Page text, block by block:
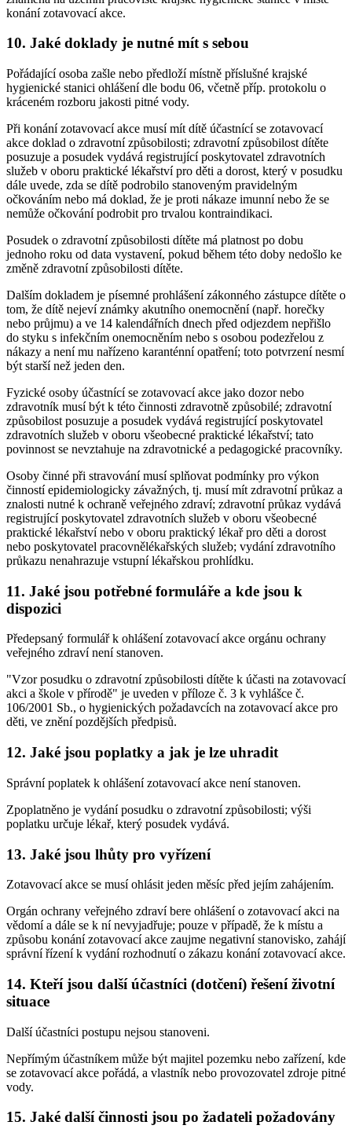
konání zotavovací akce.
10. Jaké doklady je nutné mít s sebou
Pořádající osoba zašle nebo předloží místně příslušné krajské
hygienické stanici ohlášení dle bodu 06, včetně příp. protokolu o
kráceném rozboru jakosti pitné vody.
Při konání zotavovací akce musí mít dítě účastnící se zotavovací
akce doklad o zdravotní způsobilosti; zdravotní způsobilost dítěte
posuzuje a posudek vydává registrující poskytovatel zdravotních
služeb v oboru praktické lékařství pro děti a dorost, který v posudku
dále uvede, zda se dítě podrobilo stanoveným pravidelným
očkováním nebo má doklad, že je proti nákaze imunní nebo že se
nemůže očkování podrobit pro trvalou kontraindikaci.
Posudek o zdravotní způsobilosti dítěte má platnost po dobu
jednoho roku od data vystavení, pokud během této doby nedošlo ke
změně zdravotní způsobilosti dítěte.
Dalším dokladem je písemné prohlášení zákonného zástupce dítěte o
tom, že dítě nejeví známky akutního onemocnění (např. horečky
nebo průjmu) a ve 14 kalendářních dnech před odjezdem nepřišlo
do styku s infekčním onemocněním nebo s osobou podezřelou z
nákazy a není mu nařízeno karanténní opatření; toto potvrzení nesmí
být starší než jeden den.
Fyzické osoby účastnící se zotavovací akce jako dozor nebo
zdravotník musí být k této činnosti zdravotně způsobilé; zdravotní
způsobilost posuzuje a posudek vydává registrující poskytovatel
zdravotních služeb v oboru všeobecné praktické lékařství; tato
povinnost se nevztahuje na zdravotnické a pedagogické pracovníky.
Osoby činné při stravování musí splňovat podmínky pro výkon
činností epidemiologicky závažných, tj. musí mít zdravotní průkaz a
znalosti nutné k ochraně veřejného zdraví; zdravotní průkaz vydává
registrující poskytovatel zdravotních služeb v oboru všeobecné
praktické lékařství nebo v oboru praktický lékař pro děti a dorost
nebo poskytovatel pracovnělékařských služeb; vydání zdravotního
průkazu nenahrazuje vstupní lékařskou prohlídku.
11. Jaké jsou potřebné formuláře a kde jsou k
dispozici
Předepsaný formulář k ohlášení zotavovací akce orgánu ochrany
veřejného zdraví není stanoven.
"Vzor posudku o zdravotní způsobilosti dítěte k účasti na zotavovací
akci a škole v přírodě" je uveden v příloze č. 3 k vyhlášce č.
106/2001 Sb., o hygienických požadavcích na zotavovací akce pro
děti, ve znění pozdějších předpisů.
12. Jaké jsou poplatky a jak je lze uhradit
Správní poplatek k ohlášení zotavovací akce není stanoven.
Zpoplatněno je vydání posudku o zdravotní způsobilosti; výši
poplatku určuje lékař, který posudek vydává.
13. Jaké jsou lhůty pro vyřízení
Zotavovací akce se musí ohlásit jeden měsíc před jejím zahájením.
Orgán ochrany veřejného zdraví bere ohlášení o zotavovací akci na
vědomí a dále se k ní nevyjadřuje; pouze v případě, že k místu a
způsobu konání zotavovací akce zaujme negativní stanovisko, zahájí
správní řízení k vydání rozhodnutí o zákazu konání zotavovací akce.
14. Kteří jsou další účastníci (dotčení) řešení životní
situace
Další účastníci postupu nejsou stanoveni.
Nepřímým účastníkem může být majitel pozemku nebo zařízení, kde
se zotavovací akce pořádá, a vlastník nebo provozovatel zdroje pitné
vody.
15. Jaké další činnosti jsou po žadateli požadovány